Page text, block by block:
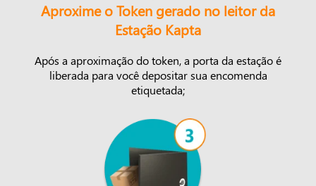
Aproxime o Token gerado no leitor da
Estação Kapta
Após a aproximação do token, a porta da estação é
liberada para você depositar sua encomenda
etiquetada;